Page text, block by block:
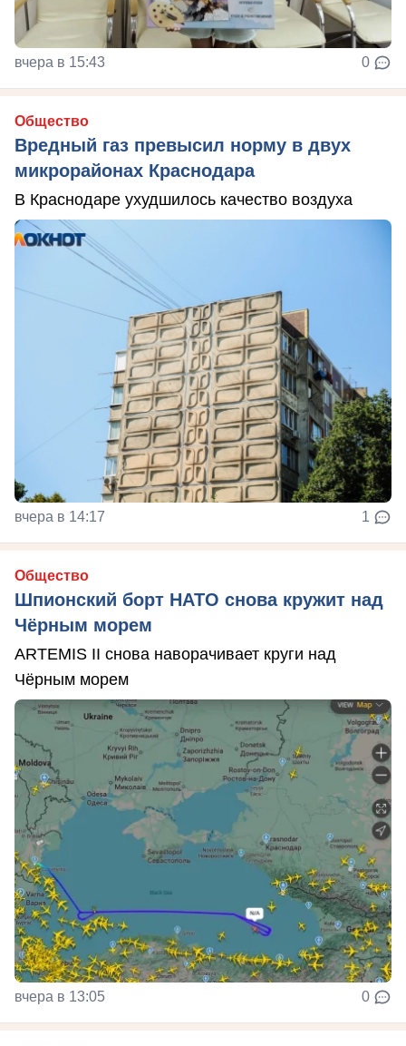
вчера в 15:43 0
Общество
Вредный газ превысил норму в двух
микрорайонах Краснодара
В Краснодаре ухудшилось качество воздуха
вчера в 14:17 1
Общество
Шпионский борт НАТО снова кружит над
Чёрным морем
ARTEMIS II снова наворачивает круги над
Чёрным морем
вчера в 13:05 0